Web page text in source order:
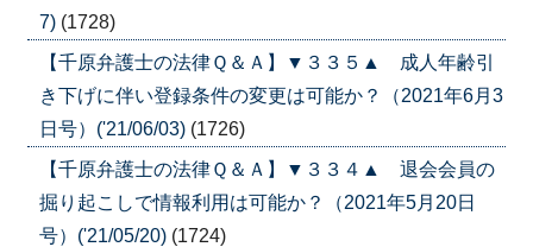
7) (1728)
【千原弁護士の法律Ｑ＆Ａ】▼３３５▲ 成人年齢引
き下げに伴い登録条件の変更は可能か？（2021年6月3
日号）('21/06/03) (1726)
【千原弁護士の法律Ｑ＆Ａ】▼３３４▲ 退会会員の
掘り起こしで情報利用は可能か？（2021年5月20日
号）('21/05/20) (1724)